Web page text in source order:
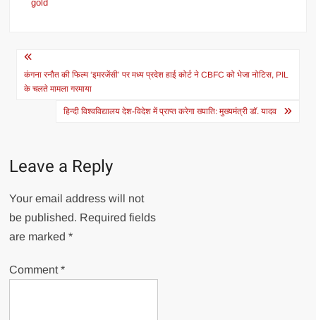
gold
Post
navigation
कंगना रनौत की फिल्म ‘इमरजेंसी’ पर मध्य प्रदेश हाई कोर्ट ने CBFC को भेजा नोटिस, PIL
के चलते मामला गरमाया
हिन्दी विश्वविद्यालय देश-विदेश में प्राप्त करेगा ख्याति: मुख्यमंत्री डॉ. यादव
Leave a Reply
Your email address will not
be published. Required fields
are marked*
Comment*